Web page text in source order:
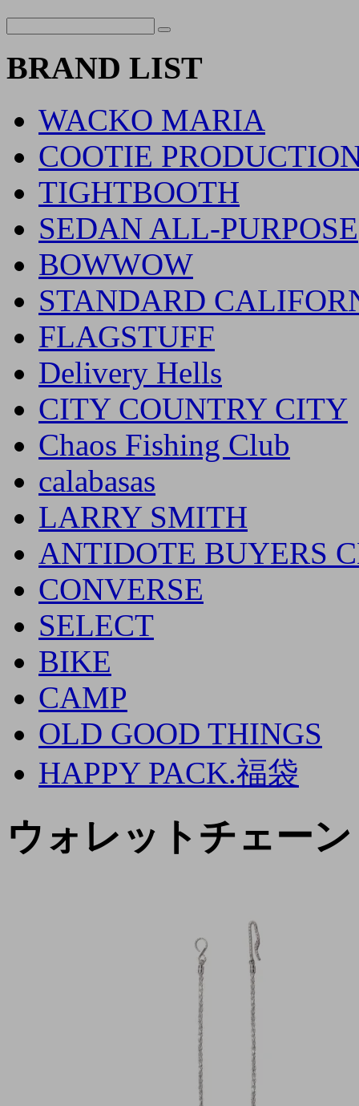
BRAND LIST
WACKO MARIA
COOTIE
TIGHTBOOTH
SEDAN ALL-PURPOSE
BOWWOW
STANDARD
FLAGSTUFF
Delivery Hells
CITY COUNTRY CITY
Chaos Fishing Club
calabasas
LARRY SMITH
ANTIDOTE BUYERS
CONVERSE
SELECT
BIKE
CAMP
OLD GOOD THINGS
HAPPY PACK.福袋
ウォレットチェーン